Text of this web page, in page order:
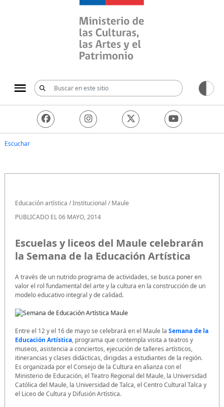
Ministerio de las
Escuchar
Educación artística /Institucional /Maule
PUBLICADO EL 06 MAYO, 2014
Escuelas y liceos del Maule celebrarán
la Semana de la Educación Artística
A través de un nutrido programa de actividades, se busca poner en
valor el rol fundamental del arte y la cultura en la construcción de un
modelo educativo integral y de calidad.
Entre el 12 y el 16 de mayo se celebrará en el Maule la Semana de la
Educación Artística, programa que contempla visita a teatros y
museos, asistencia a conciertos, ejecución de talleres artísticos,
itinerancias y clases didácticas, dirigidas a estudiantes de la región.
Es organizada por el Consejo de la Cultura en alianza con el
Ministerio de Educación, el Teatro Regional del Maule, la Universidad
Católica del Maule, la Universidad de Talca, el Centro Cultural Talca y
el Liceo de Cultura y Difusión Artística.